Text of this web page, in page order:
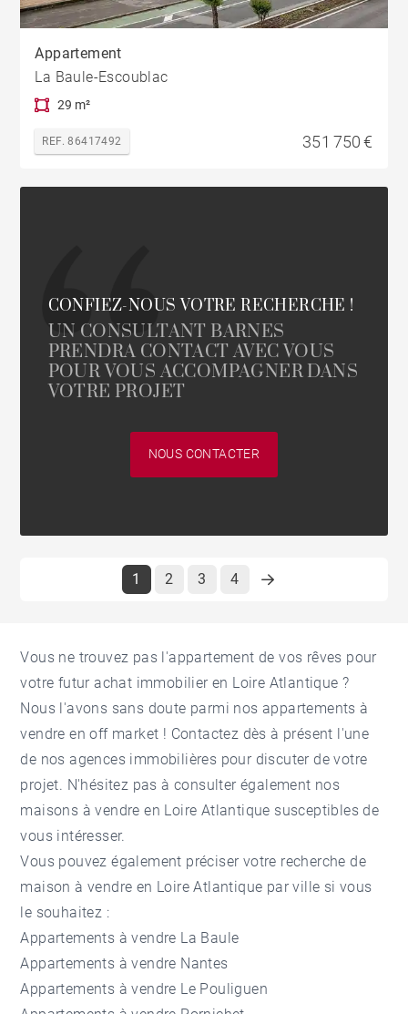
Appartement
La Baule-Escoublac
29 m²
REF. 86417492 351 750 €
CONFIEZ-NOUS VOTRE RECHERCHE !
UN CONSULTANT BARNES
PRENDRA CONTACT AVEC VOUS
POUR VOUS ACCOMPAGNER DANS
VOTRE PROJET
NOUS CONTACTER
1 2 3 4
Vous ne trouvez pas l'appartement de vos rêves pour
votre futurachat immobilier en Loire Atlantique ?
Nous l'avons sans doute parmi nos appartements à
vendre en off market ! Contactez dès à présent l'une
de nosagences immobilières pour discuter de votre
projet. N'hésitez pas à consulter également nos
maisons à vendre en Loire Atlantique susceptibles de
vous intéresser.
Vous pouvez également préciser votre recherche de
maison à vendre en Loire Atlantique par ville si vous
le souhaitez :
Appartements à vendre La Baule
Appartements à vendre Nantes
Appartements à vendre Le Pouliguen